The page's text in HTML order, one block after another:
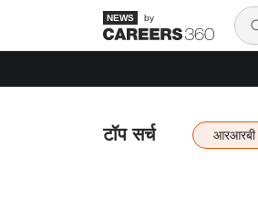
by
टॉप सर्च आरआरबी